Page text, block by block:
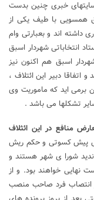
خبری چنین بدست
همسویی با طیف یکی از
داشته اند و بعبارتی وام
انتخاباتی شهردار اسبق
اسبق هم اکنون نیز
دبیر این ائتلاف ،
برمی اید که ماموریت وی
تشکلها می باشد .
منافع در این ائثلاف
پیش کسوتی و حکم ریش
شورا ی شهر هستند و
نهایی خواهند بود. و از
در انتصاب فرد صاحب منصب